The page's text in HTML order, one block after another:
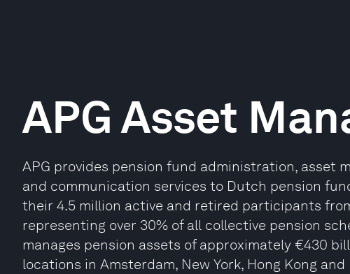
APG Asset
APG provides pension fund administration, asset
and communication services to Dutch pension
their 4.5 million active and retired participants
representing over 30% of all collective pension
manages pension assets of approximately €430
locations in Amsterdam, New York, Hong Kong and